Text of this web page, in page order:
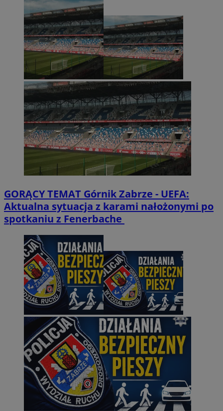
GORĄCY TEMAT Górnik Zabrze - UEFA:
Aktualna sytuacja z karami nałożonymi po
spotkaniu z Fenerbache